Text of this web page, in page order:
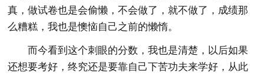
真，做试卷也是会偷懒，不会做了，就不做了，成绩那
么糟糕，我也是懊恼自己之前的懒惰。
而今看到这个刺眼的分数，我也是清楚，以后如果
还想要考好，终究还是要靠自己下苦功夫来学好，从此